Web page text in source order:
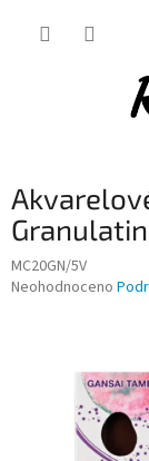
MC20GN/5V
Průměrné
hvězdiček.
Neohodnoceno